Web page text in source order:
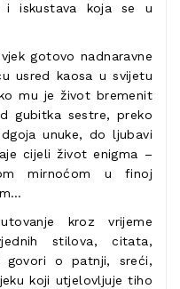
i iskustava koja se u
gotovo nadnaravne
usred kaosa u svijetu
mu je život bremenit
gubitka sestre, preko
unuke, do ljubavi
cijeli život enigma –
mirnoćom u finoj
kroz vrijeme
stilova, citata,
govori o patnji, sreći,
koji utjelovljuje tiho